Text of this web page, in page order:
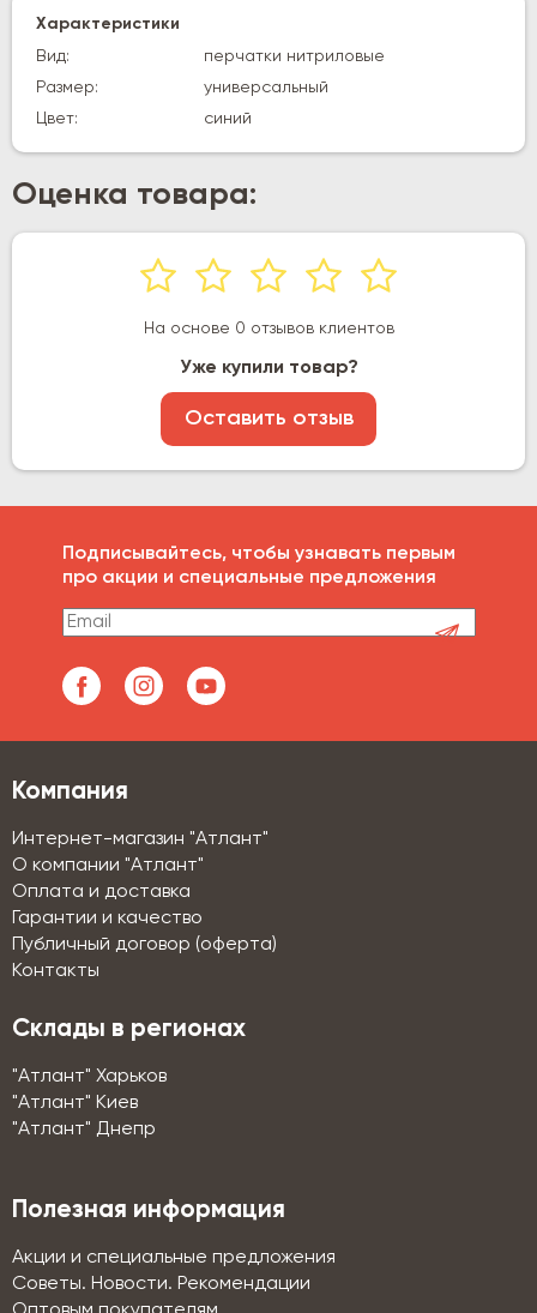
Характеристики
Вид:
перчатки нитриловые
Размер:
универсальный
Цвет:
синий
Оценка товара:
На основе 0 отзывов клиентов
Уже купили товар?
Оставить отзыв
Подписывайтесь, чтобы узнавать первым
про акции и специальные предложения
Компания
Интернет-магазин "Атлант"
О компании "Атлант"
Оплата и доставка
Гарантии и качество
Публичный договор (оферта)
Контакты
Склады в регионах
"Атлант" Харьков
"Атлант" Киев
"Атлант" Днепр
Полезная информация
Акции и специальные предложения
Советы. Новости. Рекомендации